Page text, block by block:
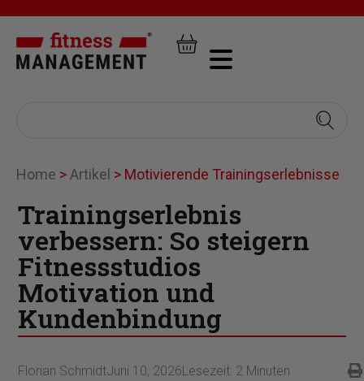
Home >Artikel > Motivierende Trainingserlebnisse
Trainingserlebnis
verbessern: So steigern
Fitnessstudios
Motivation und
Kundenbindung
Florian SchmidtJuni 10, 2026Lesezeit: 2 Minuten